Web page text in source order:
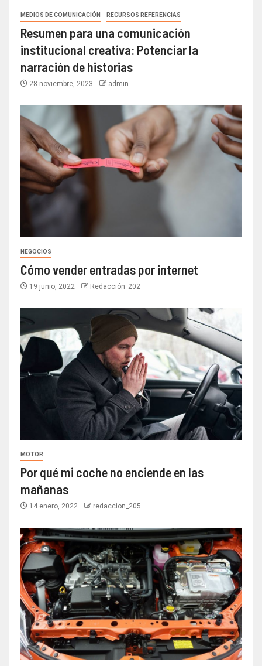
MEDIOS DE COMUNICACIÓN RECURSOS REFERENCIAS
Resumen para una comunicación
institucional creativa: Potenciar la
narración de historias
28 noviembre, 2023 admin
NEGOCIOS
Cómo vender entradas por internet
19 junio, 2022 Redacción_202
MOTOR
Por qué mi coche no enciende en las
mañanas
14 enero, 2022 redaccion_205